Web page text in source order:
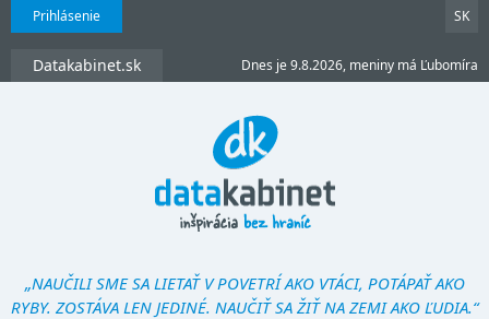
Prihlásenie SK
Datakabinet.sk Dnes je 9.8.2026, meniny má Ľubomíra
„NAUČILI SME SA LIETAŤ V POVETRÍ AKO VTÁCI, POTÁPAŤ AKO
RYBY. ZOSTÁVA LEN JEDINÉ. NAUČIŤ SA ŽIŤ NA ZEMI AKO ĽUDIA.“